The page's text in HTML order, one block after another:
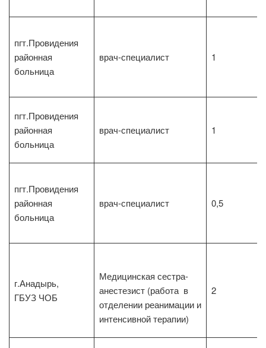
пгт.Провидения
районная
больница
врач-специалист 1
пгт.Провидения
районная
больница
врач-специалист 1
пгт.Провидения
районная
больница
врач-специалист 0,5
г.Анадырь,
ГБУЗ ЧОБ
Медицинская сестра-
анестезист (работа в
отделении реанимации и
интенсивной терапии)
2